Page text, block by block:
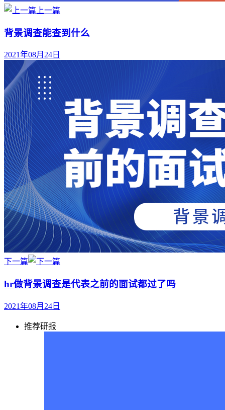
上一篇
背景调查能查到什么
2021年08月24日
下一篇
hr做背景调查是代表之前的面试都过了吗
2021年08月24日
推荐研报